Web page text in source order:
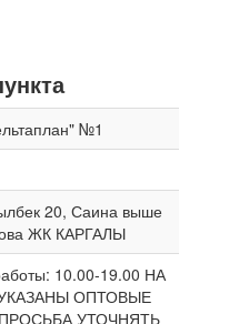
№1
20, Саина выше
ЖК КАРГАЛЫ
10.00-19.00 НА
ОПТОВЫЕ
УТОЧНЯТЬ